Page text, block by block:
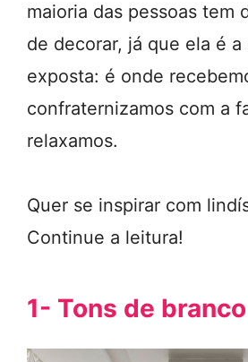
maioria das pessoas tem
de decorar, já que ela é
exposta: é onde
confraternizamos com a
relaxamos.
Quer se inspirar com
Continue a leitura!
1- Tons de branco